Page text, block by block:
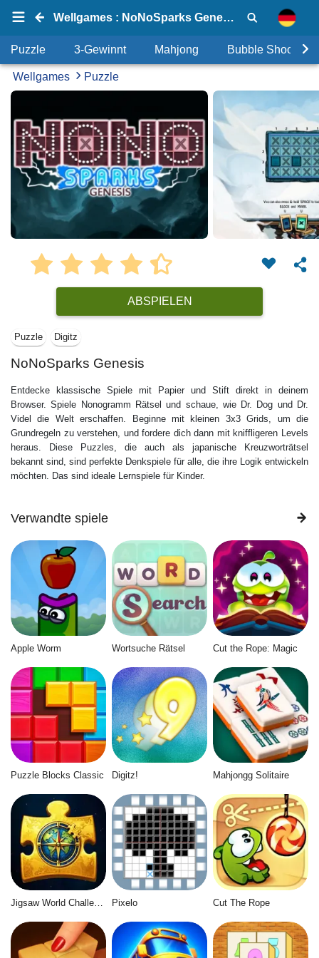
Wellgames : NoNoSparks Genesis
Puzzle 3-Gewinnt Mahjong Bubble Shooter
Wellgames Puzzle
ABSPIELEN
Puzzle Digitz
NoNoSparks Genesis
Entdecke klassische Spiele mit Papier und Stift direkt in deinem
Browser. Spiele Nonogramm Rätsel und schaue, wie Dr. Dog und Dr.
Videl die Welt erschaffen. Beginne mit kleinen 3x3 Grids, um die
Grundregeln zu verstehen, und fordere dich dann mit kniffligeren Levels
heraus. Diese Puzzles, die auch als japanische Kreuzworträtsel
bekannt sind, sind perfekte Denkspiele für alle, die ihre Logik entwickeln
möchten. Das sind ideale Lernspiele für Kinder.
Verwandte spiele
Apple Worm Wortsuche Rätsel Cut the Rope: Magic
Puzzle Blocks Classic Digitz! Mahjongg Solitaire
Pixelo Cut The Rope